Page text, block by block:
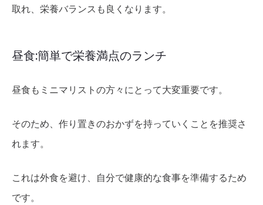
取れ、栄養バランスも良くなります。
昼食:簡単で栄養満点のランチ
昼食もミニマリストの方々にとって大変重要です。
そのため、作り置きのおかずを持っていくことを推奨さ
れます。
これは外食を避け、自分で健康的な食事を準備するため
です。